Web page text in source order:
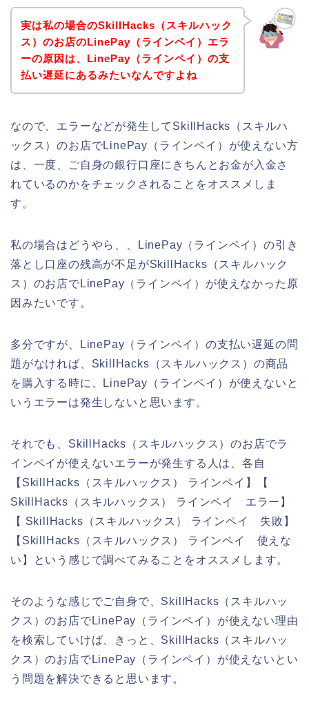
実は私の場合のSkillHacks（スキルハック
ス）のお店のLinePay（ラインペイ）エラ
ーの原因は、LinePay（ラインペイ）の支
払い遅延にあるみたいなんですよね
なので、エラーなどが発生してSkillHacks（スキルハ
ックス）のお店でLinePay（ラインペイ）が使えない方
は、一度、ご自身の銀行口座にきちんとお金が入金さ
れているのかをチェックされることをオススメしま
す。
私の場合はどうやら、、LinePay（ラインペイ）の引き
落とし口座の残高が不足がSkillHacks（スキルハック
ス）のお店でLinePay（ラインペイ）が使えなかった原
因みたいです。
多分ですが、LinePay（ラインペイ）の支払い遅延の問
題がなければ、SkillHacks（スキルハックス）の商品
を購入する時に、LinePay（ラインペイ）が使えないと
いうエラーは発生しないと思います。
それでも、SkillHacks（スキルハックス）のお店でラ
インペイが使えないエラーが発生する人は、各自
【SkillHacks（スキルハックス） ラインペイ】【
SkillHacks（スキルハックス） ラインペイ エラー】
【 SkillHacks（スキルハックス） ラインペイ 失敗】
【SkillHacks（スキルハックス） ラインペイ 使えな
い】という感じで調べてみることをオススメします。
そのような感じでご自身で、SkillHacks（スキルハッ
クス）のお店でLinePay（ラインペイ）が使えない理由
を検索していけば、きっと、SkillHacks（スキルハッ
クス）のお店でLinePay（ラインペイ）が使えないとい
う問題を解決できると思います。